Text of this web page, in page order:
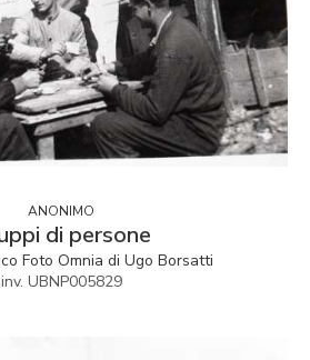
ANONIMO
di persone
Foto Omnia di Ugo Borsatti
inv. UBNP005829